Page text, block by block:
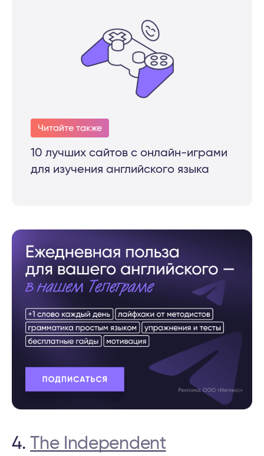
Читайте также
10 лучших сайтов с онлайн-играми
для изучения английского языка
4.The Independent